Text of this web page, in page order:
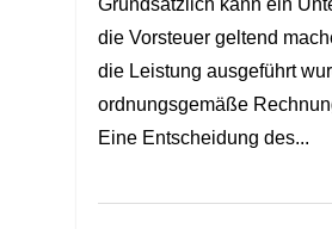
Grundsätzlich kann ein
die Vorsteuer geltend
die Leistung ausgeführt
ordnungsgemäße
Eine Entscheidung des...